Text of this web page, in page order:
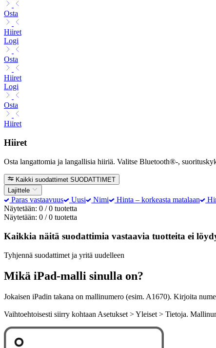
Osta
Hiiret
Logi
Osta
Hiiret
Logi
Osta
Hiiret
Hiiret
Osta langattomia ja langallisia hiiriä. Valitse Bluetooth®-,
Kaikki suodattimet SUODATTIMET
Lajittele
Paras vastaavuus Uusi Nimi Hinta – korkeasta matalaan
Näytetään: 0 / 0 tuotetta
Näytetään: 0 / 0 tuotetta
Kaikkia näitä suodattimia vastaavia tuotteita ei
Tyhjennä suodattimet ja yritä uudelleen
Mikä iPad-malli sinulla on?
Jokaisen iPadin takana on mallinumero (esim. A1670). Kirjoita
Vaihtoehtoisesti siirry kohtaan Asetukset > Yleiset > Tietoja.